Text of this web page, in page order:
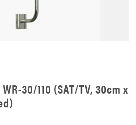
30/110 (SAT/TV, 30cm x